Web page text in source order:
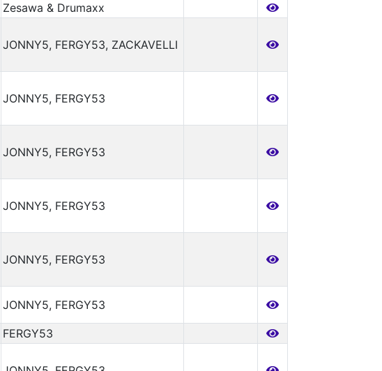
Zesawa & Drumaxx
JONNY5, FERGY53, ZACKAVELLI
JONNY5, FERGY53
JONNY5, FERGY53
JONNY5, FERGY53
JONNY5, FERGY53
JONNY5, FERGY53
FERGY53